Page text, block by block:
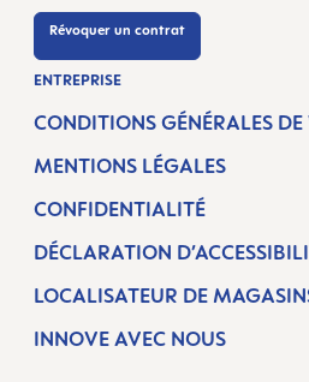
Révoquer un contrat
ENTREPRISE
CONDITIONS GÉNÉRALES DE
MENTIONS LÉGALES
CONFIDENTIALITÉ
DÉCLARATION
LOCALISATEUR DE
INNOVE AVEC NOUS